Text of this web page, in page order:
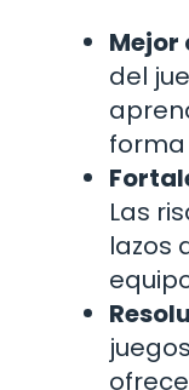
del
Las
lazos